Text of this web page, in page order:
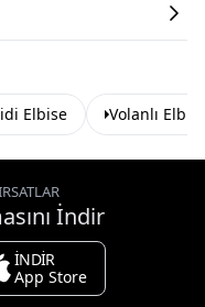
Elbise Volanlı
İndir
İNDİR
App Store